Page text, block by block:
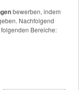
bewerben, indem
Nachfolgend
Bereiche: